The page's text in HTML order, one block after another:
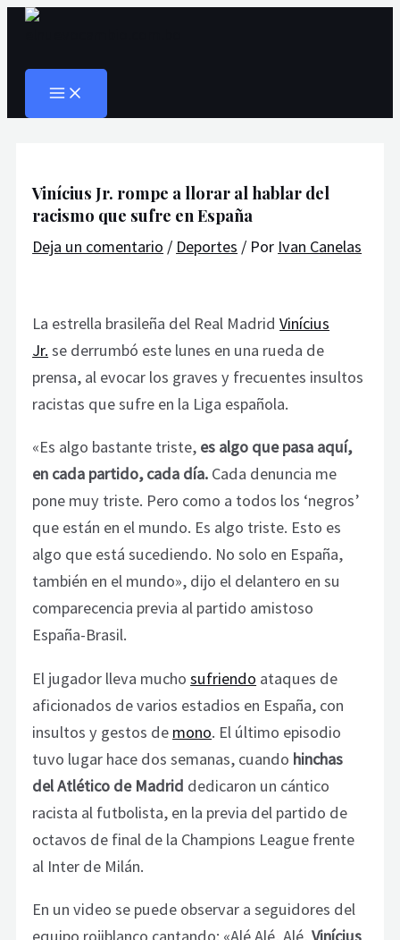
Ir
contenido
MAIN
Vinícius Jr. rompe a llorar al hablar del
racismo que sufre en España
Deja un comentario / Deportes / Por Ivan Canelas
La estrella brasileña del Real MadridVinícius
Jr. se derrumbó este lunes en una rueda de
prensa, al evocar los graves y frecuentes insultos
racistas que sufre en la Liga española.
«Es algo bastante triste, es algo que pasa aquí,
en cada partido, cada día. Cada denuncia me
pone muy triste. Pero como a todos los ‘negros’
que están en el mundo. Es algo triste. Esto es
algo que está sucediendo. No solo en España,
también en el mundo», dijo el delantero en su
comparecencia previa al partido amistoso
España-Brasil.
El jugador lleva muchosufriendo ataques de
aficionados de varios estadios en España, con
insultos y gestos de mono. El último episodio
tuvo lugar hace dos semanas, cuando hinchas
del Atlético de Madrid dedicaron un cántico
racista al futbolista, en la previa del partido de
octavos de final de la Champions League frente
al Inter de Milán.
En un video se puede observar a seguidores del
equipo rojiblanco cantando: «Alé Alé, Alé,Vinícius
Navegación
entradas
Escribe
Nombre*
Correo
Web